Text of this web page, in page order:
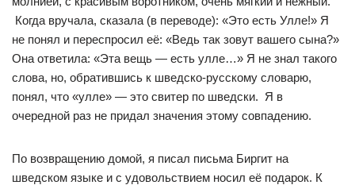
Когда вручала, сказала (в переводе): «Это есть Улле!» Я
не понял и переспросил её: «Ведь так зовут вашего сына?»
Она ответила: «Эта вещь — есть улле…» Я не знал такого
слова, но, обратившись к шведско-русскому словарю,
понял, что «улле» — это свитер по шведски. Я в
очередной раз не придал значения этому совпадению.
По возвращению домой, я писал письма Биргит на
шведском языке и с удовольствием носил её подарок. К